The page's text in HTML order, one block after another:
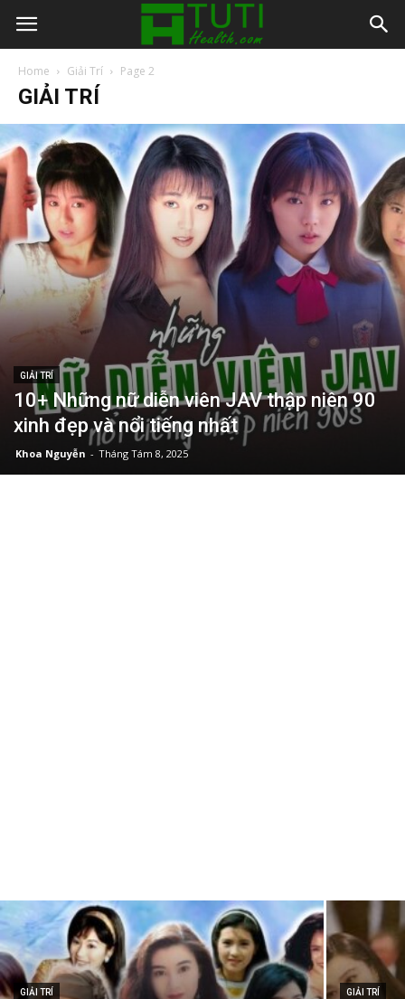
Home Giải Trí Page 2
GIẢI TRÍ
GIẢI TRÍ
10+ Những nữ diễn viên JAV thập niên 90
xinh đẹp và nổi tiếng nhất
Khoa Nguyễn - Tháng Tám 8, 2025
GIẢI TRÍ GIẢI TRÍ